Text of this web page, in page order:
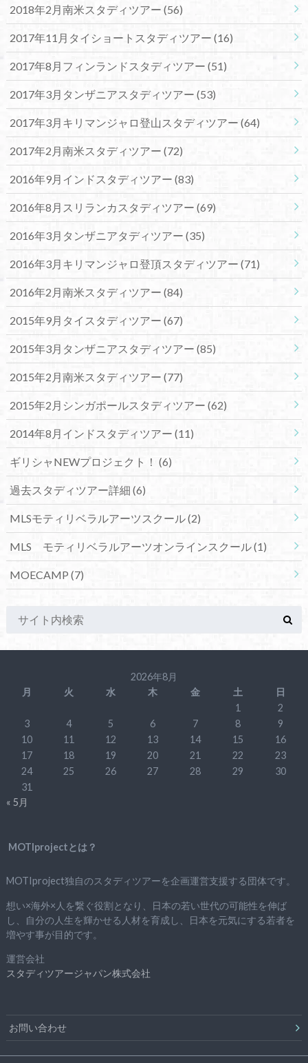
2018年2月南米スタディツアー (56)
2017年11月タイショートスタディツアー (16)
2017年8月フィンランドスタディツアー (51)
2017年3月タンザニアスタディツアー (53)
2017年3月キリマンジャロ登山スタディツアー (64)
2017年2月南米スタディツアー (72)
2016年9月インドスタディツアー (83)
2016年8月スリランカスタディツアー (69)
2016年3月タンザニアタディツアー (35)
2016年3月キリマンジャロ登頂スタディツアー (71)
2016年2月南米スタディツアー (84)
2015年9月タイスタディツアー (67)
2015年3月タンザニアスタディツアー (85)
2015年2月南米スタディツアー (77)
2015年2月シンガポールスタディツアー (62)
2014年8月インドスタディツアー (11)
ギリシャNEWプロジェクト！ (6)
過去スタディツアー詳細 (6)
MLSモティリベラルアーツスクール(2)
MLS モティリベラルアーツオンラインスクール(1)
MOECAMP (7)
2026年8月
月
火 水 木 金 土
日
1
2
3
4 5 6 7 8
9
10
11 12 13 14 15
16
17
18 19 20 21 22
23
24
25 26 27 28 29
30
31
« 5月
MOTIprojectとは？
MOTIproject独自のスタディツアーを企画運営支援する団体です。
想い×海外×人を繋ぐ役割となり、日本の若い世代の可能性を伸ば
し、自分の人生を輝かせる人材を育成し、日本を元気にする若者を
増やす事が目的です。
運営会社
スタディツアージャパン株式会社
お問い合わせ